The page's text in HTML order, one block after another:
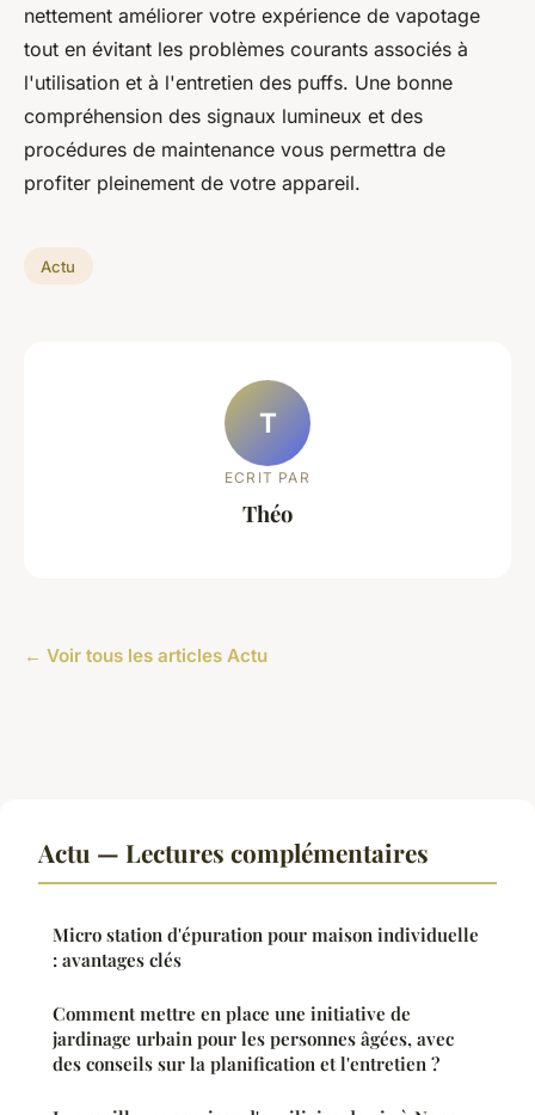
nettement améliorer votre expérience de vapotage
tout en évitant les problèmes courants associés à
l'utilisation et à l'entretien des puffs. Une bonne
compréhension des signaux lumineux et des
procédures de maintenance vous permettra de
profiter pleinement de votre appareil.
Actu
T
ECRIT PAR
Théo
← Voir tous les articles Actu
Actu — Lectures complémentaires
Micro station d'épuration pour maison individuelle
: avantages clés
Comment mettre en place une initiative de
jardinage urbain pour les personnes âgées, avec
des conseils sur la planification et l'entretien ?